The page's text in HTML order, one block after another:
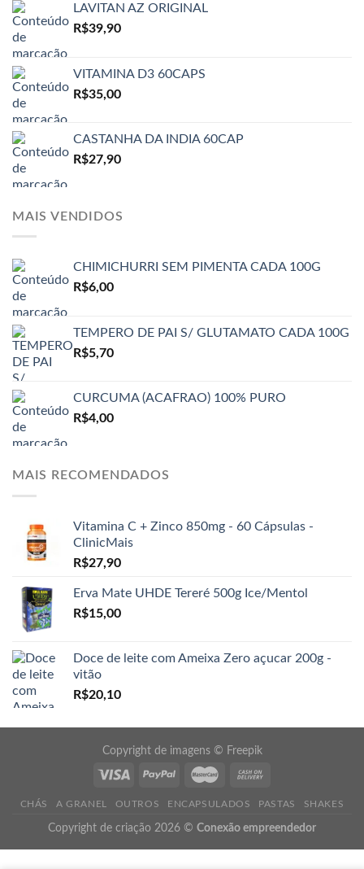
LAVITAN AZ ORIGINAL
R$39,90
VITAMINA D3 60CAPS
R$35,00
CASTANHA DA INDIA 60CAP
R$27,90
MAIS VENDIDOS
CHIMICHURRI SEM PIMENTA CADA 100G
R$6,00
TEMPERO DE PAI S/ GLUTAMATO CADA 100G
R$5,70
CURCUMA (ACAFRAO) 100% PURO
R$4,00
MAIS RECOMENDADOS
Vitamina C + Zinco 850mg - 60 Cápsulas -
ClinicMais
R$27,90
Erva Mate UHDE Tereré 500g Ice/Mentol
R$15,00
Doce de leite com Ameixa Zero açucar 200g -
vitão
R$20,10
Copyright de imagens © Freepik
CHÁS A GRANEL OUTROS ENCAPSULADOS PASTAS SHAKES
Copyright de criação 2026 © Conexão empreendedor